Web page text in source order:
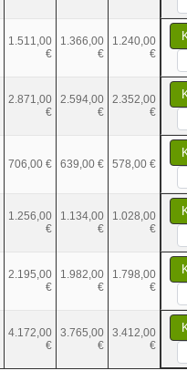
1.511,00
€
1.366,00
€
1.240,00
€
2.871,00
€
2.594,00
€
2.352,00
€
706,00 € 639,00 € 578,00 €
1.256,00
€
1.134,00
€
1.028,00
€
2.195,00
€
1.982,00
€
1.798,00
€
4.172,00
€
3.765,00
€
3.412,00
€